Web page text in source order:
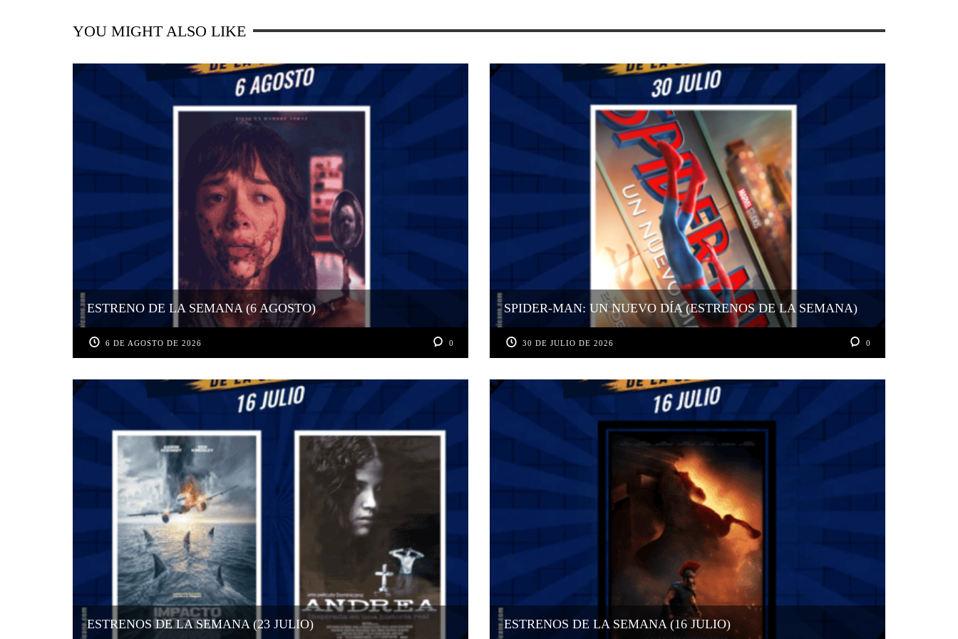
YOU MIGHT ALSO LIKE
ESTRENO DE LA SEMANA (6 AGOSTO)
6 DE AGOSTO DE 2026 0
SPIDER-MAN: UN NUEVO DÍA (ESTRENOS DE LA SEMANA)
30 DE JULIO DE 2026 0
ESTRENOS DE LA SEMANA (23 JULIO) ESTRENOS DE LA SEMANA (16 JULIO)